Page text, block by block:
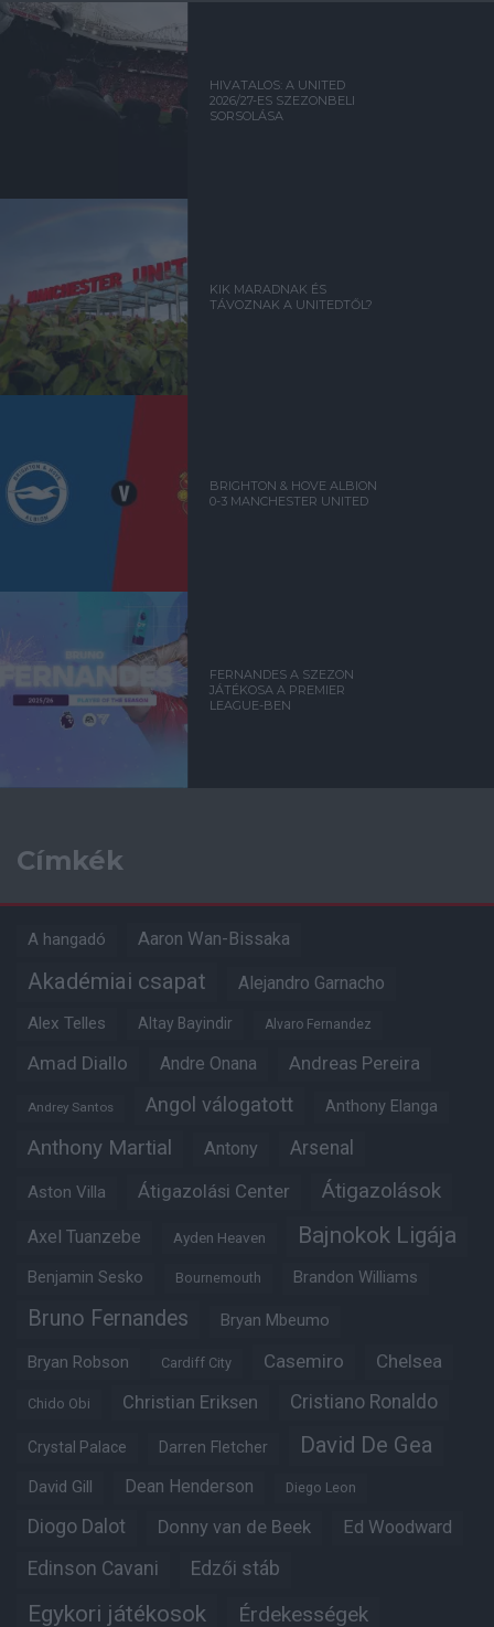
HIVATALOS: A UNITED
2026/27-ES SZEZONBELI
SORSOLÁSA
KIK MARADNAK ÉS
TÁVOZNAK A UNITEDTŐL?
BRIGHTON & HOVE ALBION
0-3 MANCHESTER UNITED
FERNANDES A SZEZON
JÁTÉKOSA A PREMIER
LEAGUE-BEN
Címkék
A hangadó Aaron Wan-Bissaka
Akadémiai csapat Alejandro Garnacho
Alex Telles Altay Bayindir Alvaro Fernandez
Amad Diallo Andre Onana Andreas Pereira
Andrey Santos Angol válogatott Anthony Elanga
Anthony Martial Antony Arsenal
Aston Villa Átigazolási Center Átigazolások
Axel Tuanzebe Ayden Heaven Bajnokok Ligája
Benjamin Sesko Bournemouth Brandon Williams
Bruno Fernandes Bryan Mbeumo
Bryan Robson Cardiff City Casemiro Chelsea
Chido Obi Christian Eriksen Cristiano Ronaldo
Crystal Palace Darren Fletcher David De Gea
David Gill Dean Henderson Diego Leon
Diogo Dalot Donny van de Beek Ed Woodward
Edinson Cavani Edzői stáb
Egykori játékosok Érdekességek